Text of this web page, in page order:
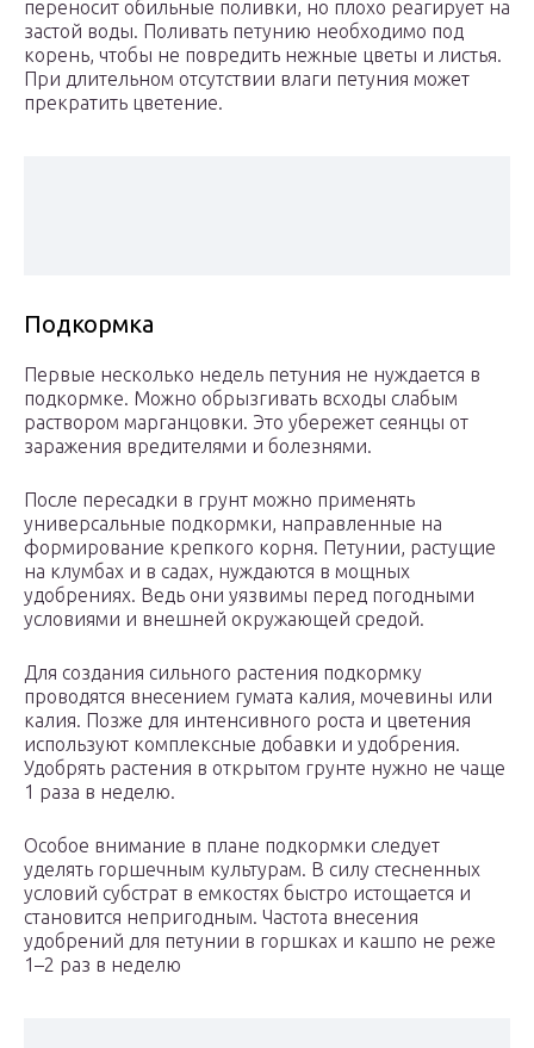
переносит обильные поливки, но плохо реагирует на
застой воды. Поливать петунию необходимо под
корень, чтобы не повредить нежные цветы и листья.
При длительном отсутствии влаги петуния может
прекратить цветение.
Подкормка
Первые несколько недель петуния не нуждается в
подкормке. Можно обрызгивать всходы слабым
раствором марганцовки. Это убережет сеянцы от
заражения вредителями и болезнями.
После пересадки в грунт можно применять
универсальные подкормки, направленные на
формирование крепкого корня. Петунии, растущие
на клумбах и в садах, нуждаются в мощных
удобрениях. Ведь они уязвимы перед погодными
условиями и внешней окружающей средой.
Для создания сильного растения подкормку
проводятся внесением гумата калия, мочевины или
калия. Позже для интенсивного роста и цветения
используют комплексные добавки и удобрения.
Удобрять растения в открытом грунте нужно не чаще
1 раза в неделю.
Особое внимание в плане подкормки следует
уделять горшечным культурам. В силу стесненных
условий субстрат в емкостях быстро истощается и
становится непригодным. Частота внесения
удобрений для петунии в горшках и кашпо не реже
1–2 раз в неделю